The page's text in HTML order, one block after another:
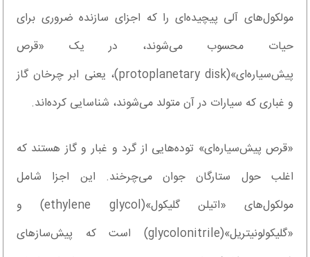
مولکول‌های آلی پیچیده‌ای را که اجزای سازنده ضروری برای
حیات محسوب می‌شوند، در یک «قرص
پیش‌سیاره‌ای»(protoplanetary disk)، یعنی ابر چرخان گاز
و غباری که سیارات در آن متولد می‌شوند، شناسایی کرده‌اند.
«قرص پیش‌سیاره‌ای» توده‌هایی از گرد و غبار و گاز هستند که
اغلب حول ستارگان جوان می‌چرخند. این اجزا شامل
مولکول‌های «اتیلن گلیکول»(ethylene glycol) و
«گلیکولونیتریل»(glycolonitrile) است که پیش‌سازهای